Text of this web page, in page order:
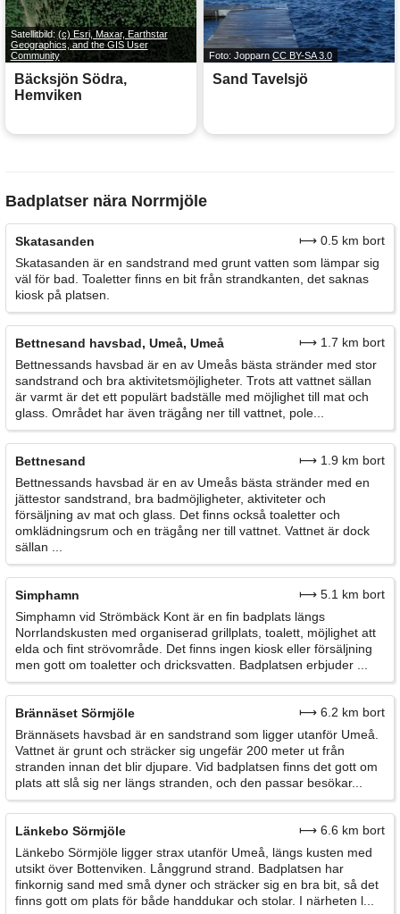
Satellitbild: (c) Esri, Maxar, Earthstar
Geographics, and the GIS User
Community
Bäcksjön Södra,
Hemviken
Foto: Jopparn CC BY-SA 3.0
Sand Tavelsjö
Badplatser nära Norrmjöle
Skatasanden
⟼ 0.5 km bort
Skatasanden är en sandstrand med grunt vatten som lämpar sig
väl för bad. Toaletter finns en bit från strandkanten, det saknas
kiosk på platsen.
Bettnesand havsbad, Umeå, Umeå
⟼ 1.7 km bort
Bettnessands havsbad är en av Umeås bästa stränder med stor
sandstrand och bra aktivitetsmöjligheter. Trots att vattnet sällan
är varmt är det ett populärt badställe med möjlighet till mat och
glass. Området har även trägång ner till vattnet, pole...
Bettnesand
⟼ 1.9 km bort
Bettnessands havsbad är en av Umeås bästa stränder med en
jättestor sandstrand, bra badmöjligheter, aktiviteter och
försäljning av mat och glass. Det finns också toaletter och
omklädningsrum och en trägång ner till vattnet. Vattnet är dock
sällan ...
Simphamn
⟼ 5.1 km bort
Simphamn vid Strömbäck Kont är en fin badplats längs
Norrlandskusten med organiserad grillplats, toalett, möjlighet att
elda och fint strövområde. Det finns ingen kiosk eller försäljning
men gott om toaletter och dricksvatten. Badplatsen erbjuder ...
Brännäset Sörmjöle
⟼ 6.2 km bort
Brännäsets havsbad är en sandstrand som ligger utanför Umeå.
Vattnet är grunt och sträcker sig ungefär 200 meter ut från
stranden innan det blir djupare. Vid badplatsen finns det gott om
plats att slå sig ner längs stranden, och den passar besökar...
Länkebo Sörmjöle
⟼ 6.6 km bort
Länkebo Sörmjöle ligger strax utanför Umeå, längs kusten med
utsikt över Bottenviken. Långgrund strand. Badplatsen har
finkornig sand med små dyner och sträcker sig en bra bit, så det
finns gott om plats för både handdukar och stolar. I närheten l...